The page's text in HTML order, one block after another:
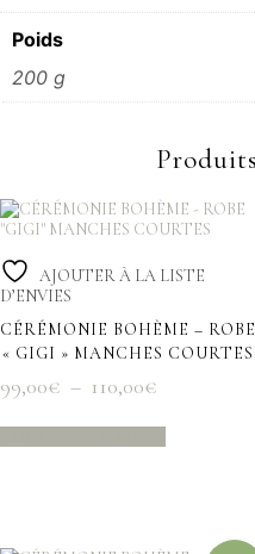
Poids
200 g
AJOUTER À LA LISTE
D’ENVIES
CÉRÉMONIE BOHÈME – ROBE
« GIGI » MANCHES COURTES
99,00€ – 110,00€
Ce
produit